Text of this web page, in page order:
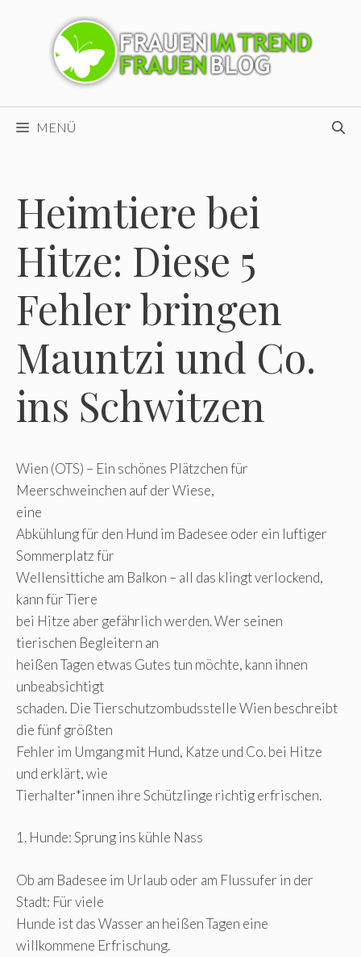
MENÜ
Heimtiere bei
Hitze: Diese 5
Fehler bringen
Mauntzi und Co.
ins Schwitzen
Wien (OTS) – Ein schönes Plätzchen für
Meerschweinchen auf der Wiese,
eine
Abkühlung für den Hund im Badesee oder ein luftiger
Sommerplatz für
Wellensittiche am Balkon – all das klingt verlockend,
kann für Tiere
bei Hitze aber gefährlich werden. Wer seinen
tierischen Begleitern an
heißen Tagen etwas Gutes tun möchte, kann ihnen
unbeabsichtigt
schaden. Die Tierschutzombudsstelle Wien beschreibt
die fünf größten
Fehler im Umgang mit Hund, Katze und Co. bei Hitze
und erklärt, wie
Tierhalter*innen ihre Schützlinge richtig erfrischen.
1. Hunde: Sprung ins kühle Nass
Ob am Badesee im Urlaub oder am Flussufer in der
Stadt: Für viele
Hunde ist das Wasser an heißen Tagen eine
willkommene Erfrischung.